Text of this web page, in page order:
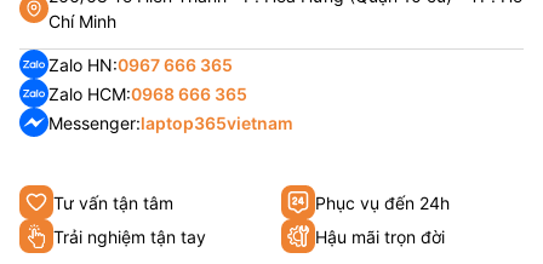
Tư vấn tận tâm
Phục vụ đến 24h
Trải nghiệm tận tay
Hậu mãi trọn đời
Chí Minh
Zalo HN:0967 666 365
Zalo HCM:0968 666 365
Messenger:laptop365vietnam